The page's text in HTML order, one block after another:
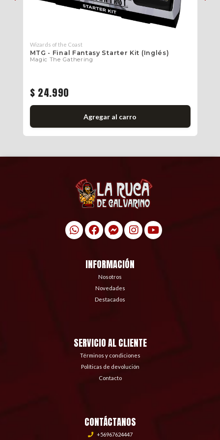
Wizards of the Coast
MTG - Final Fantasy Starter Kit (Inglés)
Magic The Gathering
$ 24.990
Agregar al carro
INFORMACIÓN
Nosotros
Novedades
Destacados
SERVICIO AL CLIENTE
Términos y condiciones
Políticas de devolución
Contacto
CONTÁCTANOS
+56967624447